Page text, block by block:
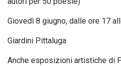
Giovedì 8 giugno, dalle ore 17
Giardini Pittaluga
Anche esposizioni artistiche di